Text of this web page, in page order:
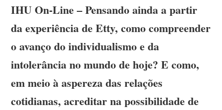
IHU On-Line – Pensando ainda a partir
da experiência de Etty, como compreender
o avanço do individualismo e da
intolerância no mundo de hoje? E como,
em meio à aspereza das relações
cotidianas, acreditar na possibilidade de